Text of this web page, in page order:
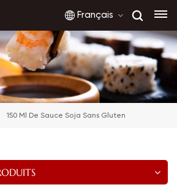
Français
English
français
150 Ml De Sauce Soja Sans Gluten